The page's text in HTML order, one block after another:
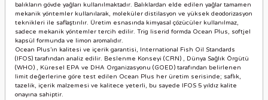
balıkların gövde yağları kullanılmaktadır. Balıklardan elde edilen yağlar tamamen
mekanik yöntemler kullanılarak, moleküler distilasyon ve yüksek deodorizasyon
teknikleri ile saflaştırılır. Üretim esnasında kimyasal çözücüler kullanılmaz,
sadece mekanik yöntemler tercih edilir. Trig liserid formda Ocean Plus, softjel
kapsül formunda ve limon aromalıdır.
Ocean Plus’ın kalitesi ve içerik garantisi, International Fish Oil Standards
(IFOS) tarafından analiz edilir. Beslenme Konseyi (CRN) , Dünya Sağlık Örgütü
(WHO) , Küresel EPA ve DHA Organizasyonu (GOED) tarafından belirlenen
limit değerlerine göre test edilen Ocean Plus her üretim serisinde; saflık,
tazelik, içerik malzemesi ve kalitece yeterli, bu sayede IFOS 5 yıldız kalite
onayına sahiptir.